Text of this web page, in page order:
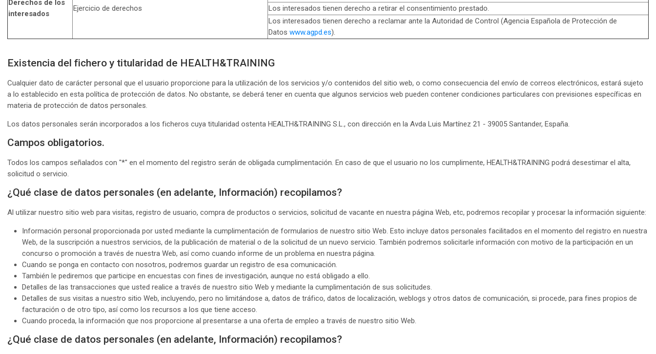
Derechos de los
interesados
Ejercicio de derechos
Los interesados tienen derecho a retirar el consentimiento prestado.
Los interesados tienen derecho a reclamar ante la Autoridad de Control (Agencia Española de Protección de
Datos www.agpd.es).
Existencia del fichero y titularidad de HEALTH&TRAINING
Cualquier dato de carácter personal que el usuario proporcione para la utilización de los servicios y/o contenidos del sitio web, o como consecuencia del envío de correos electrónicos, estará sujeto
a lo establecido en esta política de protección de datos. No obstante, se deberá tener en cuenta que algunos servicios web pueden contener condiciones particulares con previsiones específicas en
materia de protección de datos personales.
Los datos personales serán incorporados a los ficheros cuya titularidad ostenta HEALTH&TRAINING S.L., con dirección en la Avda Luis Martínez 21 - 39005 Santander, España.
Campos obligatorios.
Todos los campos señalados con "*" en el momento del registro serán de obligada cumplimentación. En caso de que el usuario no los cumplimente, HEALTH&TRAINING podrá desestimar el alta,
solicitud o servicio.
¿Qué clase de datos personales (en adelante, Información) recopilamos?
Al utilizar nuestro sitio web para visitas, registro de usuario, compra de productos o servicios, solicitud de vacante en nuestra página Web, etc, podremos recopilar y procesar la información siguiente:
Información personal proporcionada por usted mediante la cumplimentación de formularios de nuestro sitio Web. Esto incluye datos personales facilitados en el momento del registro en nuestra
Web, de la suscripción a nuestros servicios, de la publicación de material o de la solicitud de un nuevo servicio. También podremos solicitarle información con motivo de la participación en un
concurso o promoción a través de nuestra Web, así como cuando informe de un problema en nuestra página.
Cuando se ponga en contacto con nosotros, podremos guardar un registro de esa comunicación.
También le pediremos que participe en encuestas con fines de investigación, aunque no está obligado a ello.
Detalles de las transacciones que usted realice a través de nuestro sitio Web y mediante la cumplimentación de sus solicitudes.
Detalles de sus visitas a nuestro sitio Web, incluyendo, pero no limitándose a, datos de tráfico, datos de localización, weblogs y otros datos de comunicación, si procede, para fines propios de
facturación o de otro tipo, así como los recursos a los que tiene acceso.
Cuando proceda, la información que nos proporcione al presentarse a una oferta de empleo a través de nuestro sitio Web.
¿Qué clase de datos personales (en adelante, Información) recopilamos?